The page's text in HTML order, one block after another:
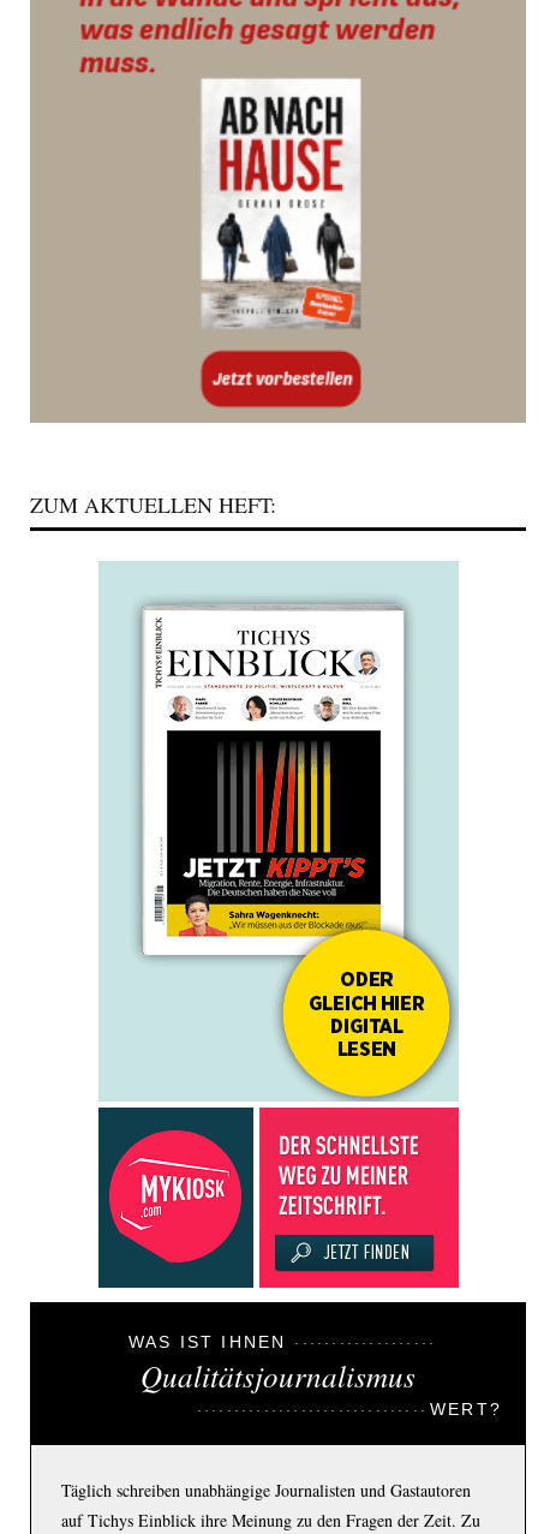
ZUM AKTUELLEN HEFT:
WAS IST IHNEN
Qualitätsjournalismus
WERT?
Täglich schreiben unabhängige Journalisten und Gastautoren
auf Tichys Einblick ihre Meinung zu den Fragen der Zeit. Zu